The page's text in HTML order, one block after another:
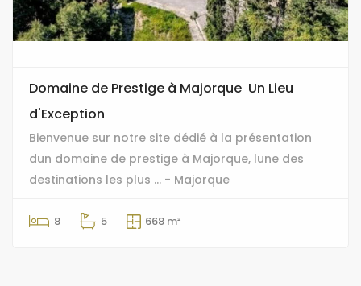
Domaine de Prestige à Majorque  Un Lieu
d'Exception
Bienvenue sur notre site dédié à la présentation
dun domaine de prestige à Majorque, lune des
destinations les plus ... - Majorque
8 5 668 m²